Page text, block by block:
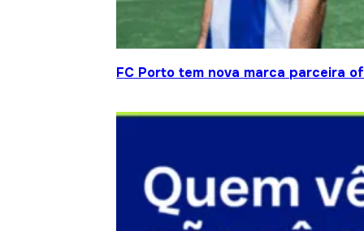
FC Porto tem nova marca parceira